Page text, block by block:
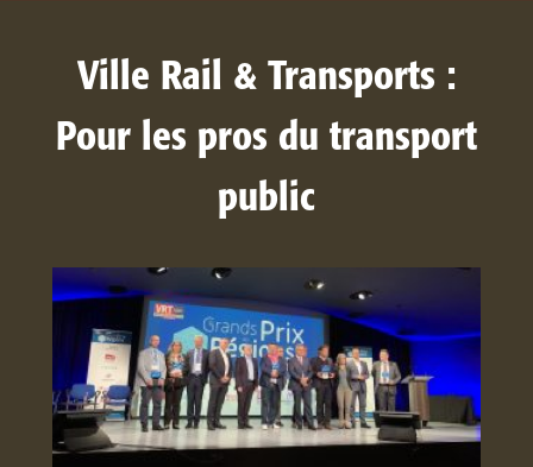
Ville Rail & Transports :
Pour les pros du transport
public